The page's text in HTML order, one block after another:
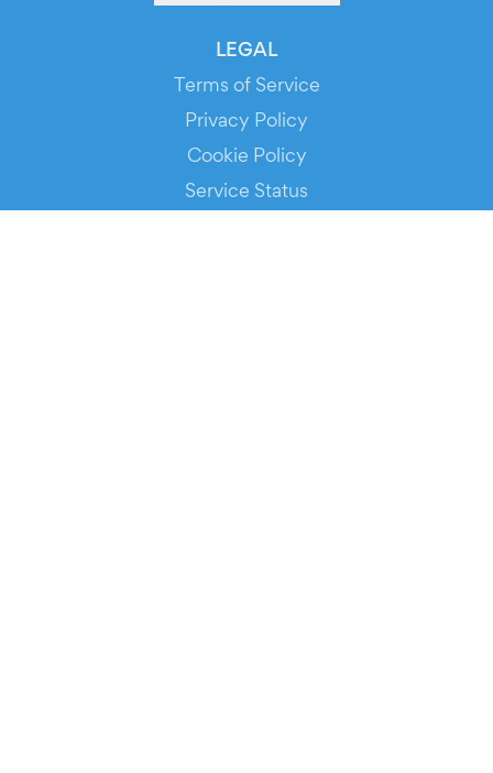
LEGAL
Terms of Service
Privacy Policy
Cookie Policy
Service Status